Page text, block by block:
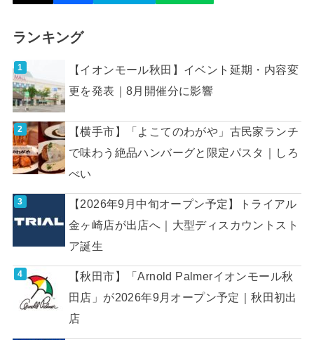
ランキング
【イオンモール秋田】イベント延期・内容変
更を発表｜8月開催分に影響
【横手市】「よこてのわがや」古民家ランチ
で味わう絶品ハンバーグと限定パスタ｜しろ
べい
【2026年9月中旬オープン予定】トライアル
金ヶ崎店が出店へ｜大型ディスカウントスト
ア誕生
【秋田市】「Arnold Palmerイオンモール秋
田店」が2026年9月オープン予定｜秋田初出
店